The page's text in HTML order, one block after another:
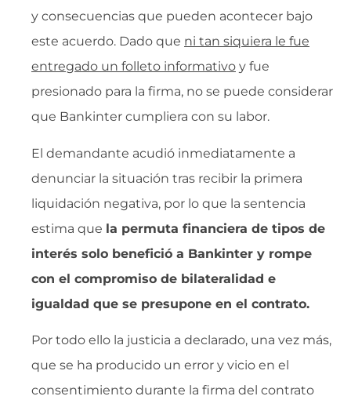
y consecuencias que pueden acontecer bajo
este acuerdo. Dado que ni tan siquiera le fue
entregado un folleto informativo y fue
presionado para la firma, no se puede considerar
que Bankinter cumpliera con su labor.
El demandante acudió inmediatamente a
denunciar la situación tras recibir la primera
liquidación negativa, por lo que la sentencia
estima que la permuta financiera de tipos de
interés solo benefició a Bankinter y rompe
con el compromiso de bilateralidad e
igualdad que se presupone en el contrato.
Por todo ello la justicia a declarado, una vez más,
que se ha producido un error y vicio en el
consentimiento durante la firma del contrato